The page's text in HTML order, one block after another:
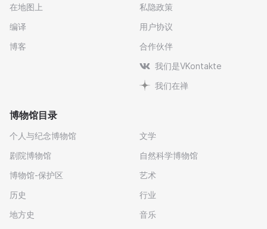
在地图上
编译
博客
私隐政策
用户协议
合作伙伴
我们是VKontakte
我们在禅
博物馆目录
个人与纪念博物馆
剧院博物馆
博物馆-保护区
历史
地方史
文学
自然科学博物馆
艺术
行业
音乐